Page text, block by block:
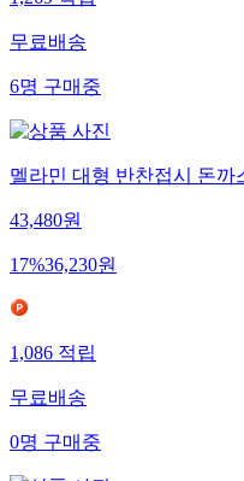
1,269적립
무료배송
6명구매중
멜라민 대형 반찬접시 돈까
43,480원
17%36,230원
1,086적립
무료배송
0명구매중